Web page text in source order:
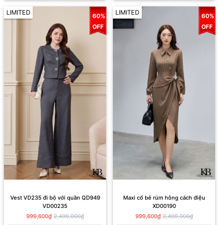
LIMITED
60%
OFF
Vest VD235 đi bộ với quần QD949
VD00235
999,600₫ 2,499,000₫
LIMITED
60%
OFF
Maxi cổ bẻ rúm hông cách điệu
XD00190
999,600₫ 2,499,000₫